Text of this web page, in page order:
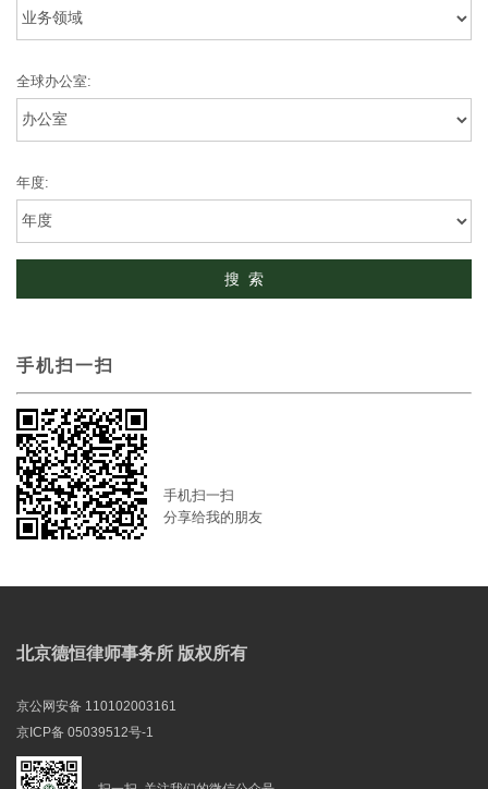
全球办公室:
年度:
手机扫一扫
手机扫一扫
分享给我的朋友
北京德恒律师事务所 版权所有
京公网安备 110102003161
京ICP备 05039512号-1